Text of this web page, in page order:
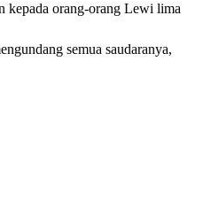
kepada orang-orang Lewi lima
semua saudaranya,